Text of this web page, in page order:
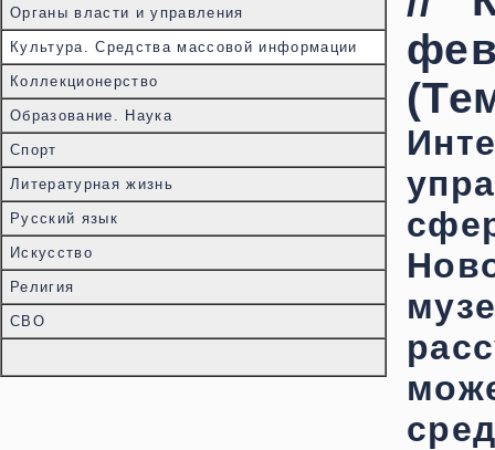
Органы власти и управления
Культура. Средства массовой информации
Коллекционерство
Образование. Наука
Спорт
Литературная жизнь
Русский язык
Искусство
Религия
СВО